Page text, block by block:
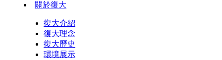
關於復大
復大介紹
復大理念
復大歷史
環境展示